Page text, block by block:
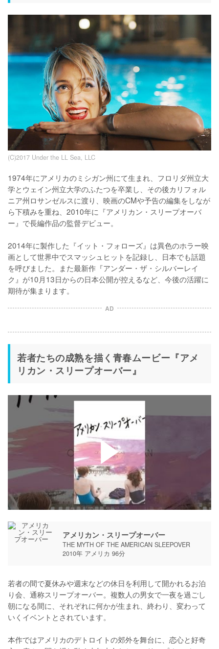
(C)2017 Under the LL Sea, LLC
1974年にアメリカのミシガン州にて生まれ、フロリダ州立大
学とウェイン州立大学のふたつを卒業し、その後カリフォル
ニア州ロサンゼルスに渡り、映画のCMや予告の編集をしなが
ら下積みを重ね、2010年に『アメリカン・スリープオーバ
ー』で長編作品の監督デビュー。
2014年に製作した『イット・フォローズ』は異色のホラー映
画として世界中でスマッシュヒットを記録し、日本でも話題
を呼びました。また最新作『アンダー・ザ・シルバーレイ
ク』が10月13日からの日本公開が控えるなど、今後の活躍に
期待が集まります。
AD
若者たちの成熟を描く青春ムービー『アメ
リカン・スリープオーバー』
アメリカン・スリープオーバー
THE MYTH OF THE AMERICAN SLEEPOVER
2010年 アメリカ 96分
若者の間で夏休みや週末などの休日を利用して開かれるお泊
り会、通称スリープオーバー。複数人の男女で一夜を過ごし
朝になる間に、それぞれに何かが生まれ、終わり、変わって
いくイベントとされています。
本作ではアメリカのデトロイトの郊外を舞台に、恋心と好奇